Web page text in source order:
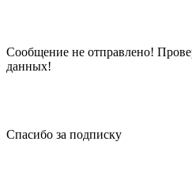
Сообщение не отправлено!
данных!
Спасибо за подписку